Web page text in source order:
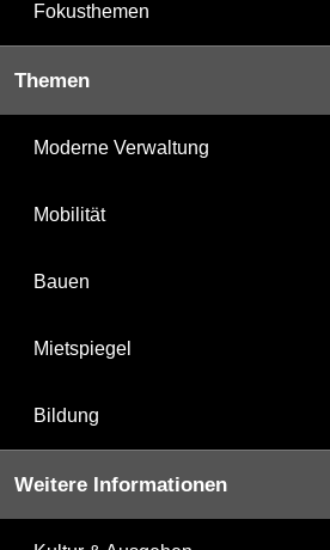
Fokusthemen
Themen
Moderne Verwaltung
Mobilität
Bauen
Mietspiegel
Bildung
Weitere Informationen